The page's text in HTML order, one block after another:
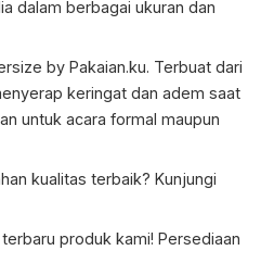
dalam berbagai ukuran dan
by Pakaian.ku. Terbuat dari
keringat dan adem saat
untuk acara formal maupun
kualitas terbaik? Kunjungi
produk kami! Persediaan